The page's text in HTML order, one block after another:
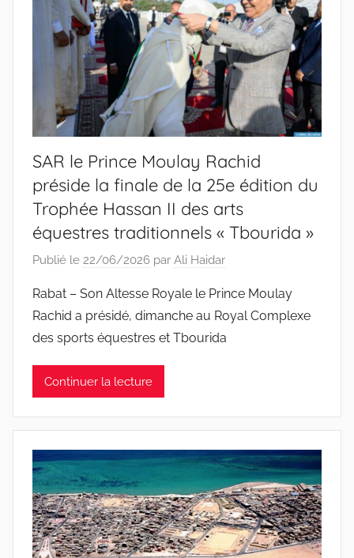
SAR le Prince Moulay Rachid
préside la finale de la 25e édition du
Trophée Hassan II des arts
équestres traditionnels « Tbourida »
Publié le 22/06/2026 par Ali Haidar
Rabat – Son Altesse Royale le Prince Moulay
Rachid a présidé, dimanche au Royal Complexe
des sports équestres et Tbourida
Continuer la lecture